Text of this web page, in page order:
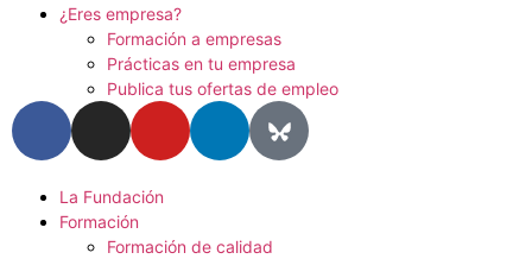
¿Eres empresa?
Formación a empresas
Prácticas en tu empresa
Publica tus ofertas de empleo
La Fundación
Formación
Formación de calidad